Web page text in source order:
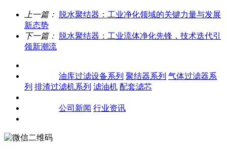
上一篇： 脱水聚结器：工业净化领域的关键力量与发展
新态势
下一篇： 脱水聚结器：工业流体净化先锋，技术迭代引
领新潮流
油库过滤设备系列 聚结器系列 气体过滤器系
列 排渣过滤机系列 滤油机 配套滤芯
公司新闻 行业资讯